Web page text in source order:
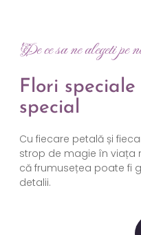
De ce sa ne alegeti pe
Flori
special
Cu fiecare petală și
strop de magie în viața
că frumusețea poate fi
detalii.